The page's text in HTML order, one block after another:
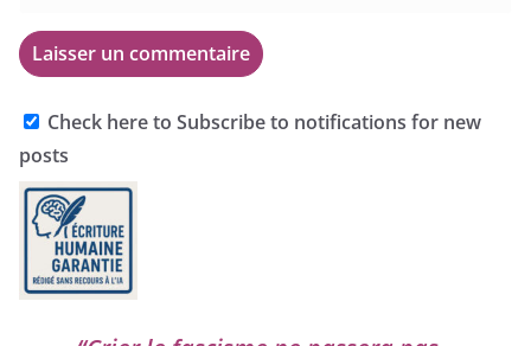
Check here to Subscribe to notifications for new
posts